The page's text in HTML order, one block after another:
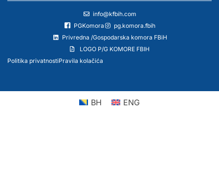
info@kfbih.com
PGKomora
pg.komora.fbih
Privredna /Gospodarska komora FBiH
LOGO P/G KOMORE FBIH
Politika privatnostiPravila kolačića
BH ENG